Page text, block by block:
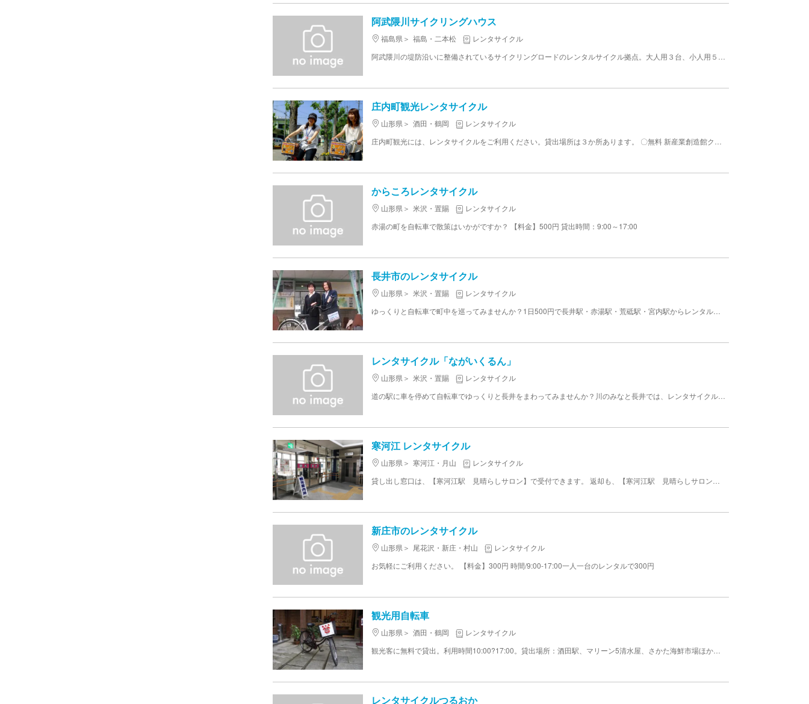
阿武隈川サイクリングハウス
福島県 福島・二本松
レンタサイクル
庄内町観光レンタサイクル
山形県 酒田・鶴岡
レンタサイクル
からころレンタサイクル
山形県 米沢・置賜
レンタサイクル
赤湯の町を自転車で散策はいかがですか？ 【料金】500円 貸出時間：9:00～17:00
長井市のレンタサイクル
山形県 米沢・置賜
レンタサイクル
レンタサイクル「ながいくるん」
山形県 米沢・置賜
レンタサイクル
寒河江 レンタサイクル
山形県 寒河江・月山
レンタサイクル
新庄市のレンタサイクル
山形県 尾花沢・新庄・村山
レンタサイクル
お気軽にご利用ください。 【料金】300円 時間/9:00-17:00一人一台のレンタルで300円
観光用自転車
山形県 酒田・鶴岡
レンタサイクル
レンタサイクルつるおか